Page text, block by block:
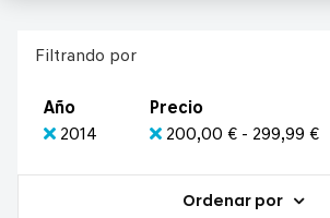
Filtrando por
Año
2014
Precio
200,00 € - 299,99 €
Ordenar por